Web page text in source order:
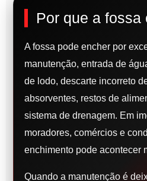
Por que a fossa
A fossa pode encher por
manutenção, entrada de
de lodo, descarte incorreto
absorventes, restos de
sistema de drenagem. Em
moradores, comércios e
enchimento pode acontecer
Quando a manutenção é